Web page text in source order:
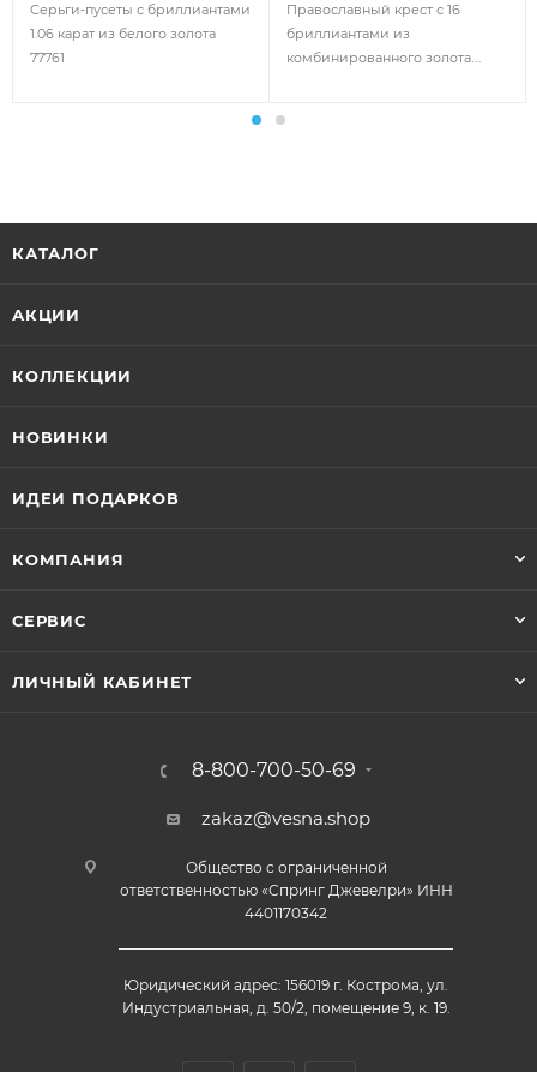
Серьги-пусеты с бриллиантами
1.06 карат из белого золота
77761
Православный крест с 16
бриллиантами из
комбинированного золота
КАТАЛОГ
АКЦИИ
КОЛЛЕКЦИИ
НОВИНКИ
ИДЕИ ПОДАРКОВ
КОМПАНИЯ
СЕРВИС
ЛИЧНЫЙ КАБИНЕТ
8-800-700-50-69
zakaz@vesna.shop
Общество с ограниченной
ответственностью «Спринг Джевелри» ИНН
4401170342
Юридический адрес: 156019 г. Кострома, ул.
Индустриальная, д. 50/2, помещение 9, к. 19.